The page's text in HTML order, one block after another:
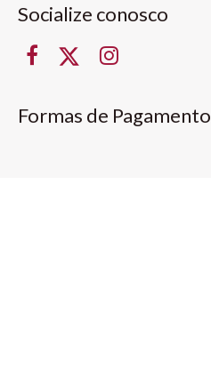
Socialize conosco
Formas de Pagamento